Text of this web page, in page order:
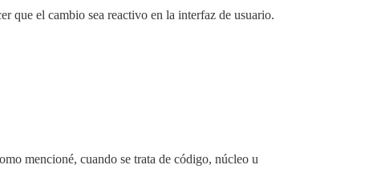
que el cambio sea reactivo en la interfaz de usuario.
mencioné, cuando se trata de código, núcleo u